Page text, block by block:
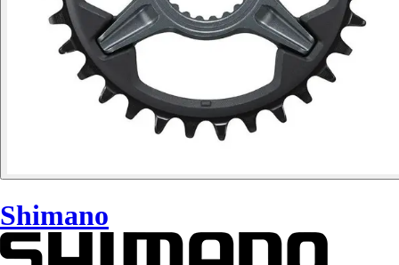
Shimano